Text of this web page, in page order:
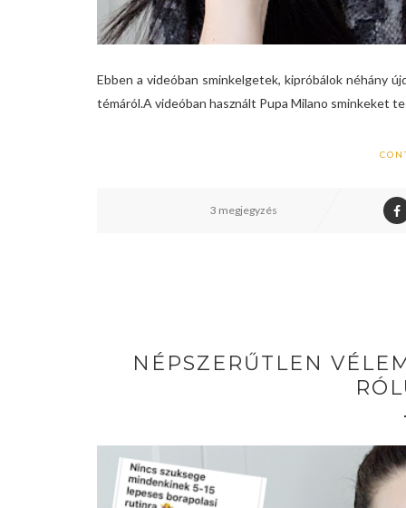
Ebben a videóban sminkelgetek, kipróbálok néhány
témáról.A videóban használt Pupa Milano sminkeket
3 megjegyzés
NÉPSZERŰTLEN